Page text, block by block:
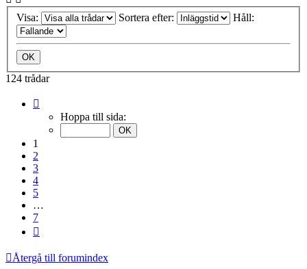
Visa: Sortera efter: Håll:
124 trådar
Hoppa till sida:
1
2
3
4
5
…
7
Återgå till forumindex